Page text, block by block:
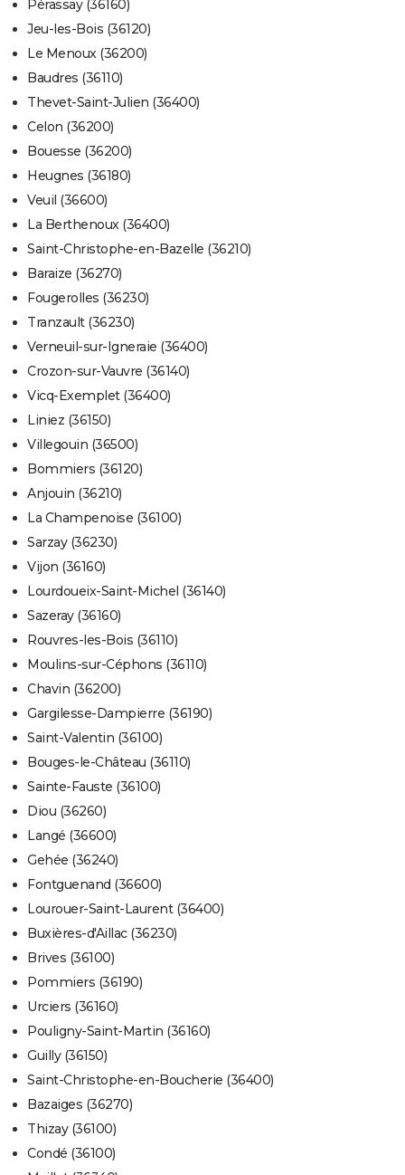
Pérassay (36160)
Jeu-les-Bois (36120)
Le Menoux (36200)
Baudres (36110)
Thevet-Saint-Julien (36400)
Celon (36200)
Bouesse (36200)
Heugnes (36180)
Veuil (36600)
La Berthenoux (36400)
Saint-Christophe-en-Bazelle (36210)
Baraize (36270)
Fougerolles (36230)
Tranzault (36230)
Verneuil-sur-Igneraie (36400)
Crozon-sur-Vauvre (36140)
Vicq-Exemplet (36400)
Liniez (36150)
Villegouin (36500)
Bommiers (36120)
Anjouin (36210)
La Champenoise (36100)
Sarzay (36230)
Vijon (36160)
Lourdoueix-Saint-Michel (36140)
Sazeray (36160)
Rouvres-les-Bois (36110)
Moulins-sur-Céphons (36110)
Chavin (36200)
Gargilesse-Dampierre (36190)
Saint-Valentin (36100)
Bouges-le-Château (36110)
Sainte-Fauste (36100)
Diou (36260)
Langé (36600)
Gehée (36240)
Fontguenand (36600)
Lourouer-Saint-Laurent (36400)
Buxières-d'Aillac (36230)
Brives (36100)
Pommiers (36190)
Urciers (36160)
Pouligny-Saint-Martin (36160)
Guilly (36150)
Saint-Christophe-en-Boucherie (36400)
Bazaiges (36270)
Thizay (36100)
Condé (36100)